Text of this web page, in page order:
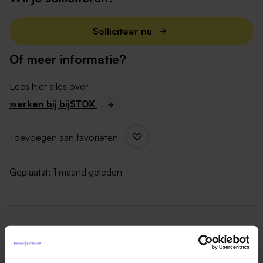
Een parttime/fulltime functie met voldoende
uitdaging en ruimte om je vak uit te oefenen
seizoenen
Een warm Limburgs familiebedrijf waar mensen
tellen
Retail Non-Food met 8% vakantiegeld en 25
vakantiedagen
reiskostenvergoeding
Een team dat samenwerkt, doorpakt en voor
elkaar klaar staat
Solliciteer nu
Of meer informatie?
Lees hier alles over
werken bij bijSTOX
Toevoegen aan favorieten
Geplaatst: 1 maand geleden
Vacatures in Roermond Vacatures in Midden Limburg|